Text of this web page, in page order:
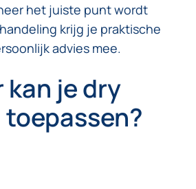
het juiste punt wordt
krijg je praktische
advies mee.
kan je dry